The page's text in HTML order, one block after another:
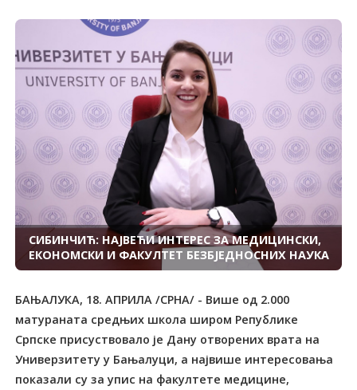
СИБИНЧИЋ: НАЈВЕЋИ ИНTЕРЕС ЗА МЕДИЦИНСКИ,
ЕКОНОМСКИ И ФАКУЛTЕT БЕЗБЈЕДНОСНИХ НАУКА
БАЊАЛУКА, 18. АПРИЛА /СРНА/ - Више од 2.000
матураната средњих школа широм Републике
Српске присуствовало је Дану отворених врата на
Универзитету у Бањалуци, а највише интересовања
показали су за упис на факултете медицине,